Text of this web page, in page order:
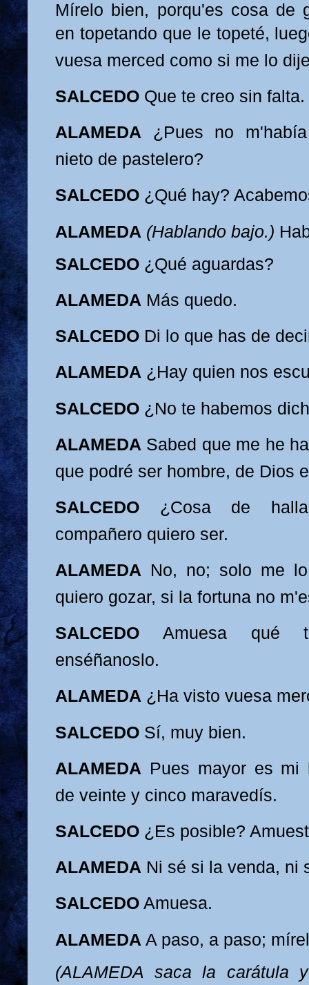
Mírelo bien, porqu'es cosa de
en topetando que le topeté,
vuesa merced como si me lo
SALCEDO Que te creo sin falta.
ALAMEDA
¿Pues no
nieto de pastelero?
SALCEDO ¿Qué hay?
ALAMEDA (Hablando bajo.)
SALCEDO ¿Qué aguardas?
ALAMEDA Más quedo.
SALCEDO Di lo que has de
ALAMEDA ¿Hay quien nos
SALCEDO ¿No te habemos
ALAMEDA Sabed que me he
que podré ser hombre, de Dios
SALCEDO
¿Cosa de
compañero quiero ser.
ALAMEDA No, no; solo me
quiero gozar, si la fortuna no
SALCEDO
Amuesa qué
enséñanoslo.
ALAMEDA ¿Ha visto vuesa
SALCEDO Sí, muy bien.
ALAMEDA Pues mayor es mi
de veinte y cinco maravedís.
SALCEDO ¿Es posible?
ALAMEDA Ni sé si la venda, ni
SALCEDO Amuesa.
ALAMEDA A paso, a paso;
(ALAMEDA saca la carátula